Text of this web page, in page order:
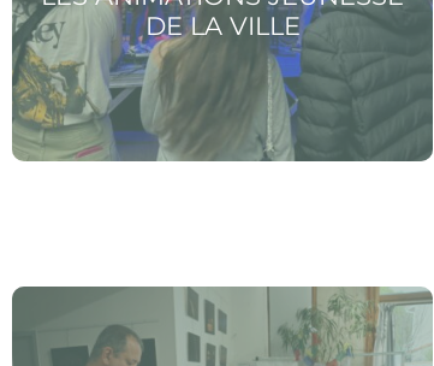
DE LA VILLE
Voir la page Bourse au permis de conduire